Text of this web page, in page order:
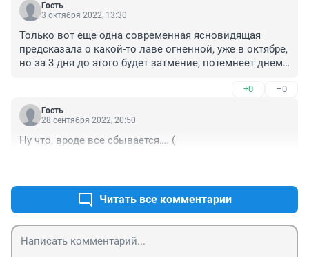
Гость
3 октября 2022, 13:30
Только вот еще одна современная ясновидящая
предсказала о какой-то лаве огненной, уже в октябре,
но за 3 дня до этого будет затмение, потемнеет днем,
выходить из дома. Ну мало ли, на всякий пожарный.
+0 –0
Гость
28 сентября 2022, 20:50
Ну что, вроде все сбывается…. (
Читать все комментарии